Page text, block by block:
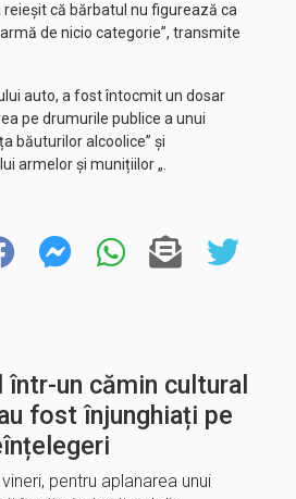
că bărbatul nu figurează ca
de nicio categorie”, transmite
auto, a fost întocmit un dosar
pe drumurile publice a unui
băuturilor alcoolice” și
armelor și munițiilor „.
într-un cămin cultural
fost înjunghiați pe
pentru aplanarea unui